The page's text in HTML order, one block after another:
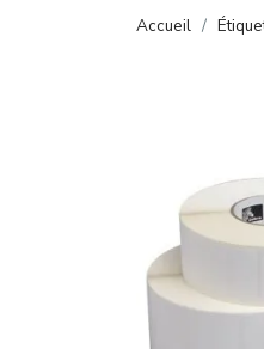
Accueil